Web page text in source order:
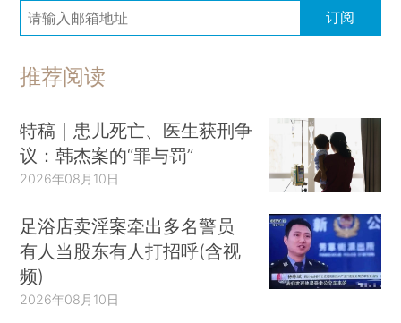
订阅
推荐阅读
特稿｜患儿死亡、医生获刑争
议：韩杰案的“罪与罚”
2026年08月10日
足浴店卖淫案牵出多名警员
有人当股东有人打招呼(含视
频)
2026年08月10日